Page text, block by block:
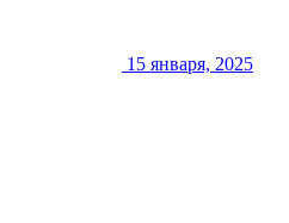
15 января, 2025